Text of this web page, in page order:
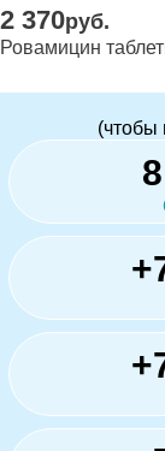
2 370руб.
Ровамицин
(чтобы